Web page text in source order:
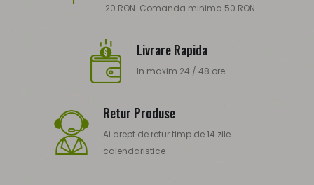
20 RON. Comanda minima 50 RON.
Livrare Rapida
In maxim 24 / 48 ore
Retur Produse
Ai drept de retur timp de 14 zile
calendaristice